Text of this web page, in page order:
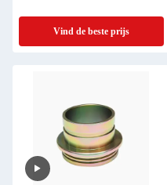
Vind de beste prijs